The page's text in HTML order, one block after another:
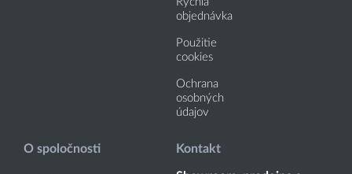
objednávka
Použitie
cookies
Ochrana
osobných
údajov
O spoločnosti Kontakt